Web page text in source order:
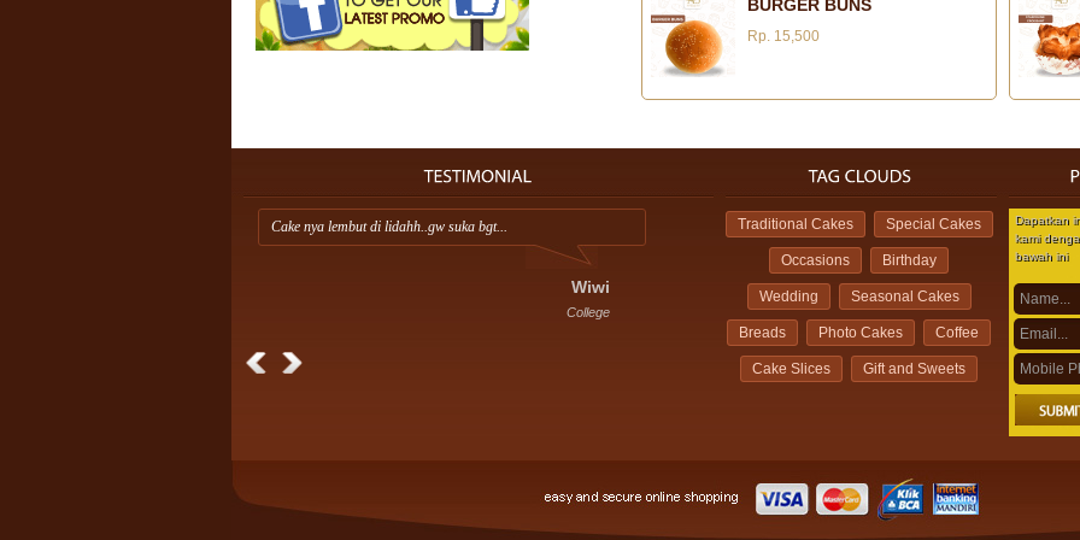
BURGER BUNS
Rp. 15,500
Cake nya lembut di lidahh..gw suka bgt...
Wiwi
College
Apa sih istimewanya? Yang bikin saya suka sama toko
ini adalah rotinya.
Fitri
Employee
Traditional Cakes Special Cakes
Occasions Birthday
Wedding Seasonal Cakes
Breads Photo Cakes Coffee
Cake Slices Gift and Sweets
Dapatkan
kami
bawah ini